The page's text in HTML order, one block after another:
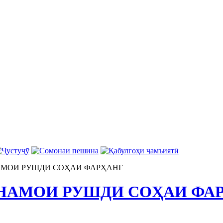
РУШДИ СОҲАИ ФАРҲАНГ
РУШДИ СОҲАИ